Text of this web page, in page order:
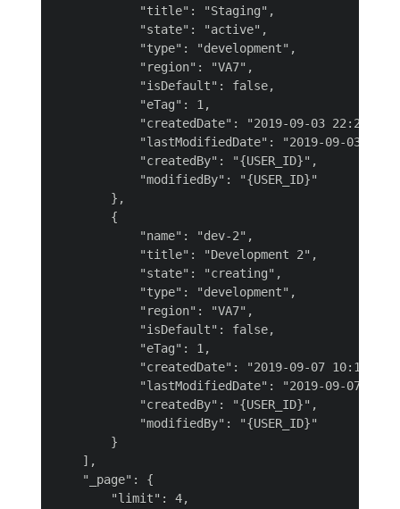
            "title": "Staging",
            "state": "active",
            "type": "development",
            "region": "VA7",
            "isDefault": false,
            "eTag": 1,
"createdDate": "2019-09-03
"lastModifiedDate": "2019-09-03
            "createdBy": "{USER_ID}",
            "modifiedBy": "{USER_ID}"
        },
        {
            "name": "dev-2",
            "title": "Development 2",
            "state": "creating",
            "type": "development",
            "region": "VA7",
            "isDefault": false,
            "eTag": 1,
"createdDate": "2019-09-07
"lastModifiedDate": "2019-09-07
            "createdBy": "{USER_ID}",
            "modifiedBy": "{USER_ID}"
        }
    ],
    "_page": {
        "limit": 4,